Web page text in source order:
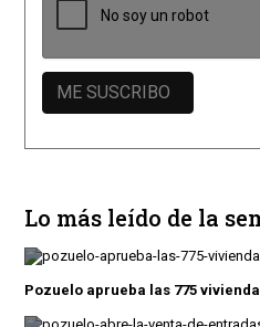
Lo más leído de la
Pozuelo aprueba las 775